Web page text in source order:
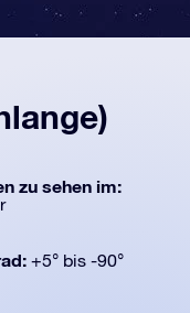
zu sehen im:
+5° bis -90°